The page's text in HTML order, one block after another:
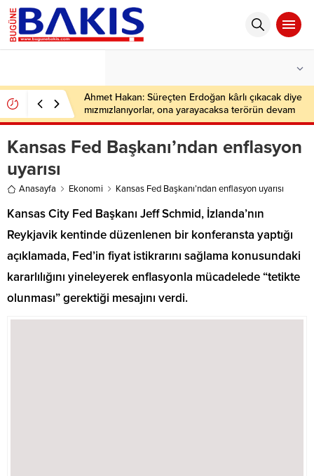
Ahmet Hakan: Süreçten Erdoğan kârlı çıkacak diye
mızmızlanıyorlar, ona yarayacaksa terörün devam
etmesini ister bunlar
Kansas Fed Başkanı’ndan enflasyon
uyarısı
Anasayfa Ekonomi Kansas Fed Başkanı’ndan enflasyon uyarısı
Kansas City Fed Başkanı Jeff Schmid, İzlanda’nın
Reykjavik kentinde düzenlenen bir konferansta yaptığı
açıklamada, Fed’in fiyat istikrarını sağlama konusundaki
kararlılığını yineleyerek enflasyonla mücadelede “tetikte
olunması” gerektiği mesajını verdi.